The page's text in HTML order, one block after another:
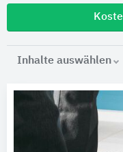
Inhalte auswählen